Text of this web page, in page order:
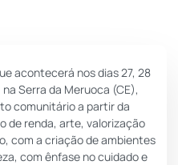
acontecerá nos dias 27, 28
Serra da Meruoca (CE),
comunitário a partir da
de renda, arte, valorização
com a criação de ambientes
com ênfase no cuidado e